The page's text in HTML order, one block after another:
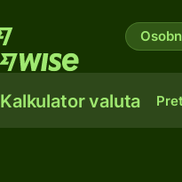
Kalkulator valuta